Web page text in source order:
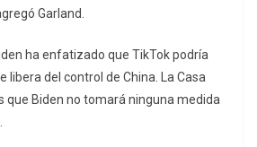
Garland.
ha enfatizado que TikTok podría
libera del control de China. La Casa
que Biden no tomará ninguna medida